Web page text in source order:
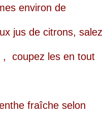
environ de
jus de citrons, salez
, coupez les en tout
fraîche selon